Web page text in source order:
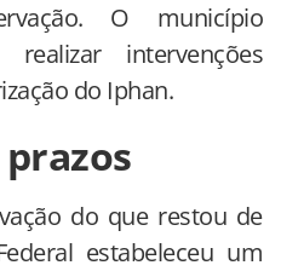
O município
intervenções
do Iphan.
do que restou de
estabeleceu um